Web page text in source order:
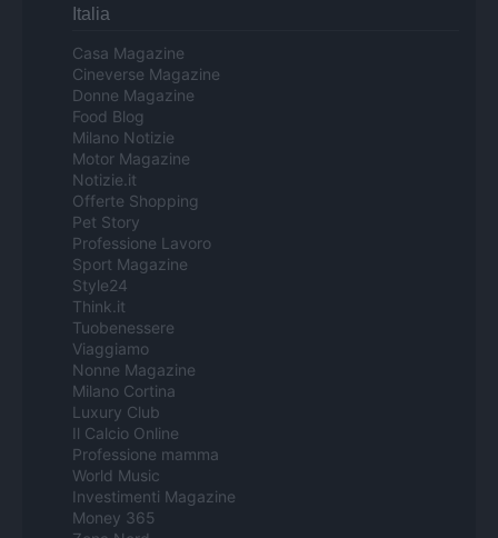
Italia
Casa Magazine
Cineverse Magazine
Donne Magazine
Food Blog
Milano Notizie
Motor Magazine
Notizie.it
Offerte Shopping
Pet Story
Professione Lavoro
Sport Magazine
Style24
Think.it
Tuobenessere
Viaggiamo
Nonne Magazine
Milano Cortina
Luxury Club
Il Calcio Online
Professione mamma
World Music
Investimenti Magazine
Money 365